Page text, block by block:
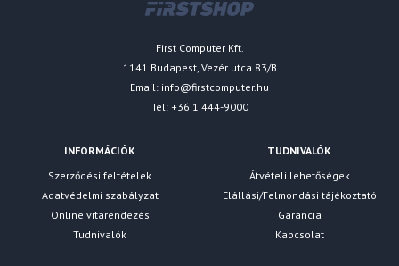
Image Signal Processor
IR camera for Windows®
Hello (facial recognition)
Base Warranty
3-year, Courier or Carry-in with
1-year Battery
First Computer Kft.
1141 Budapest, Vezér utca 83/B
Email: info@firstcomputer.hu
Tel: +36 1 444-9000
INFORMÁCIÓK
Szerződési feltételek
Adatvédelmi szabályzat
Online vitarendezés
Tudnivalók
TUDNIVALÓK
Átvételi lehetőségek
Elállási/Felmondási tájékoztató
Garancia
Kapcsolat